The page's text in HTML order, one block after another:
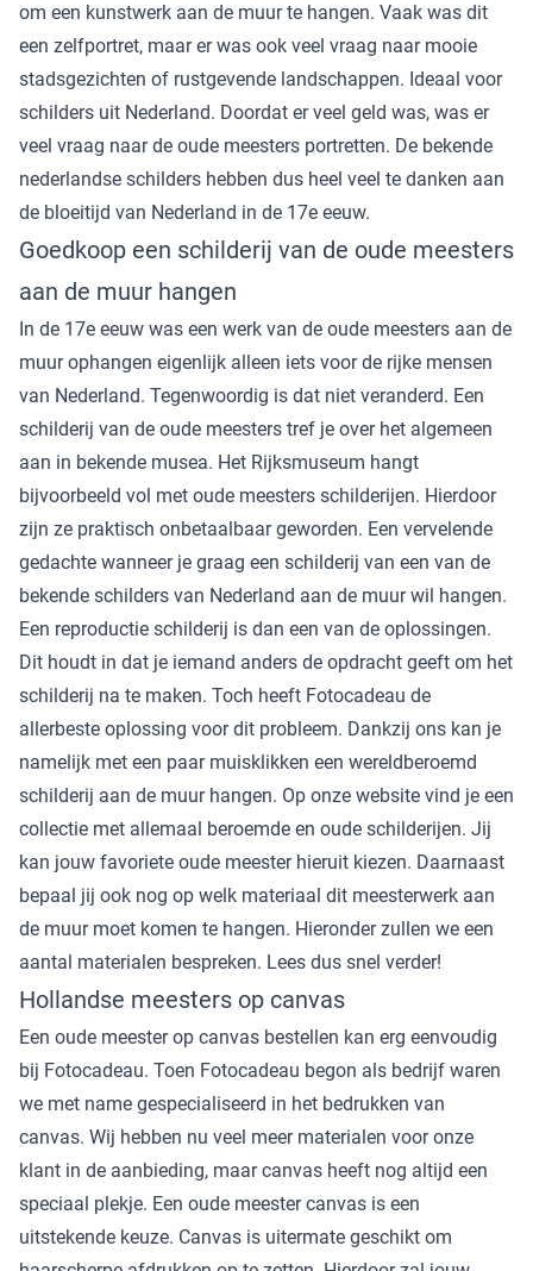
om een kunstwerk aan de muur te hangen. Vaak was dit
een zelfportret, maar er was ook veel vraag naar mooie
stadsgezichten of rustgevende landschappen. Ideaal voor
schilders uit Nederland. Doordat er veel geld was, was er
veel vraag naar de oude meesters portretten. De bekende
nederlandse schilders hebben dus heel veel te danken aan
de bloeitijd van Nederland in de 17e eeuw.
Goedkoop een schilderij van de oude meesters
aan de muur hangen
In de 17e eeuw was een werk van de oude meesters aan de
muur ophangen eigenlijk alleen iets voor de rijke mensen
van Nederland. Tegenwoordig is dat niet veranderd. Een
schilderij van de oude meesters tref je over het algemeen
aan in bekende musea. Het Rijksmuseum hangt
bijvoorbeeld vol met oude meesters schilderijen. Hierdoor
zijn ze praktisch onbetaalbaar geworden. Een vervelende
gedachte wanneer je graag een schilderij van een van de
bekende schilders van Nederland aan de muur wil hangen.
Een reproductie schilderij is dan een van de oplossingen.
Dit houdt in dat je iemand anders de opdracht geeft om het
schilderij na te maken. Toch heeft Fotocadeau de
allerbeste oplossing voor dit probleem. Dankzij ons kan je
namelijk met een paar muisklikken een wereldberoemd
schilderij aan de muur hangen. Op onze website vind je een
collectie met allemaal beroemde en oude schilderijen. Jij
kan jouw favoriete oude meester hieruit kiezen. Daarnaast
bepaal jij ook nog op welk materiaal dit meesterwerk aan
de muur moet komen te hangen. Hieronder zullen we een
aantal materialen bespreken. Lees dus snel verder!
Hollandse meesters op canvas
Een oude meester op canvas bestellen kan erg eenvoudig
bij Fotocadeau. Toen Fotocadeau begon als bedrijf waren
we met name gespecialiseerd in het bedrukken van
canvas. Wij hebben nu veel meer materialen voor onze
klant in de aanbieding, maar canvas heeft nog altijd een
speciaal plekje. Een oude meester canvas is een
uitstekende keuze. Canvas is uitermate geschikt om